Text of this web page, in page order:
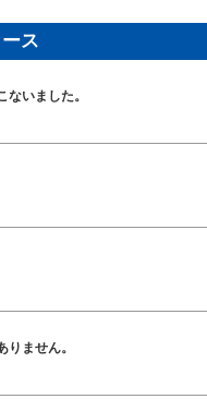
ス
いました。
ません。